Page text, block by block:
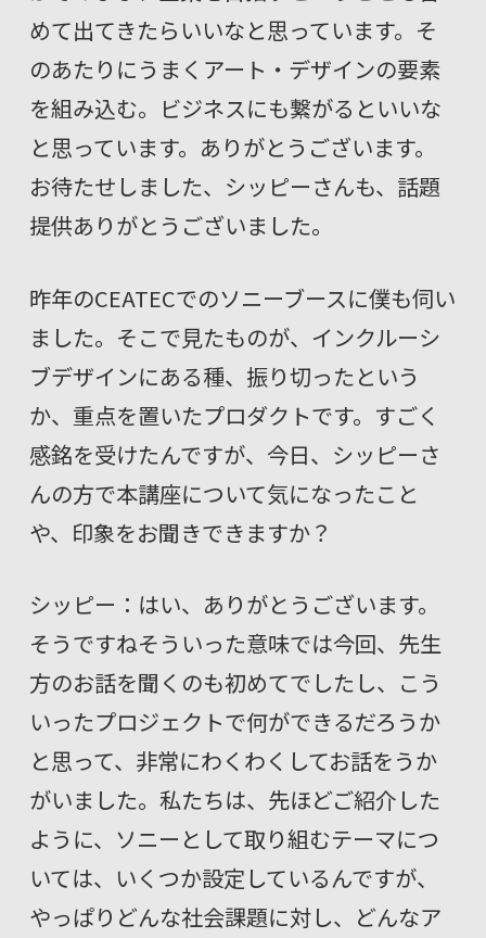
めて出てきたらいいなと思っています。そ
のあたりにうまくアート・デザインの要素
を組み込む。ビジネスにも繋がるといいな
と思っています。ありがとうございます。
お待たせしました、シッピーさんも、話題
提供ありがとうございました。
昨年のCEATECでのソニーブースに僕も伺い
ました。そこで見たものが、インクルーシ
ブデザインにある種、振り切ったという
か、重点を置いたプロダクトです。すごく
感銘を受けたんですが、今日、シッピーさ
んの方で本講座について気になったこと
や、印象をお聞きできますか？
シッピー：はい、ありがとうございます。
そうですねそういった意味では今回、先生
方のお話を聞くのも初めてでしたし、こう
いったプロジェクトで何ができるだろうか
と思って、非常にわくわくしてお話をうか
がいました。私たちは、先ほどご紹介した
ように、ソニーとして取り組むテーマにつ
いては、いくつか設定しているんですが、
やっぱりどんな社会課題に対し、どんなア